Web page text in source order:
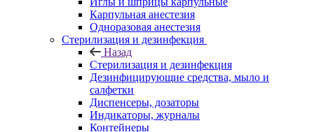
Карпульная анестезия
Одноразовая анестезия
Стерилизация и дезинфекция
Назад
Стерилизация и дезинфекция
Дезинфицирующие средства, мыло и
салфетки
Диспенсеры, дозаторы
Индикаторы, журналы
Контейнеры